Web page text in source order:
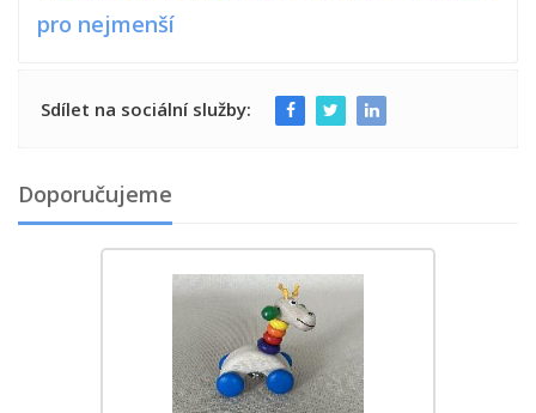
pro nejmenší
Sdílet na sociální služby:
Doporučujeme